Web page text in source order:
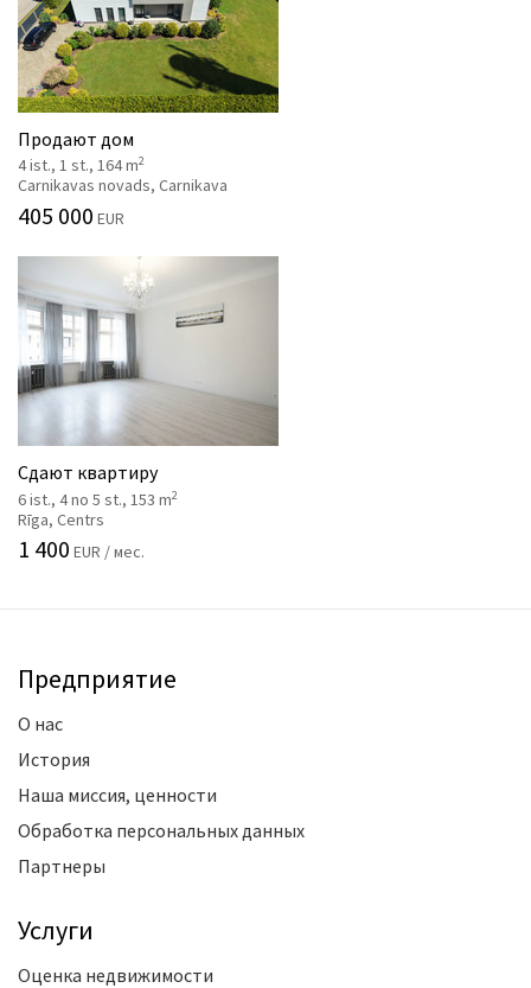
Продают дом
4 ist., 1 st., 164 m2
Carnikavas novads, Carnikava
405 000 EUR
Сдают квартиру
6 ist., 4 no 5 st., 153 m2
Rīga, Centrs
1 400 EUR / мес.
Предприятие
О нас
История
Наша миссия, ценности
Обработка персональных данных
Партнеры
Услуги
Оценка недвижимости